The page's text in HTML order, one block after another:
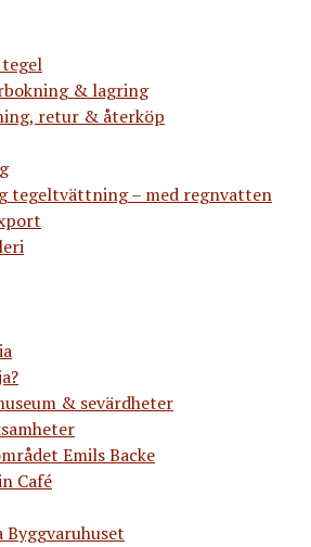
& lagring
retur & återköp
tegeltvättning – med regnvatten
& sevärdheter
Emils Backe
Café
Byggvaruhuset